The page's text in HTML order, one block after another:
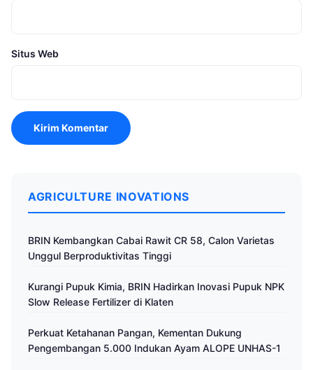
Situs Web
AGRICULTURE INOVATIONS
BRIN Kembangkan Cabai Rawit CR 58, Calon Varietas
Unggul Berproduktivitas Tinggi
Kurangi Pupuk Kimia, BRIN Hadirkan Inovasi Pupuk NPK
Slow Release Fertilizer di Klaten
Perkuat Ketahanan Pangan, Kementan Dukung
Pengembangan 5.000 Indukan Ayam ALOPE UNHAS-1